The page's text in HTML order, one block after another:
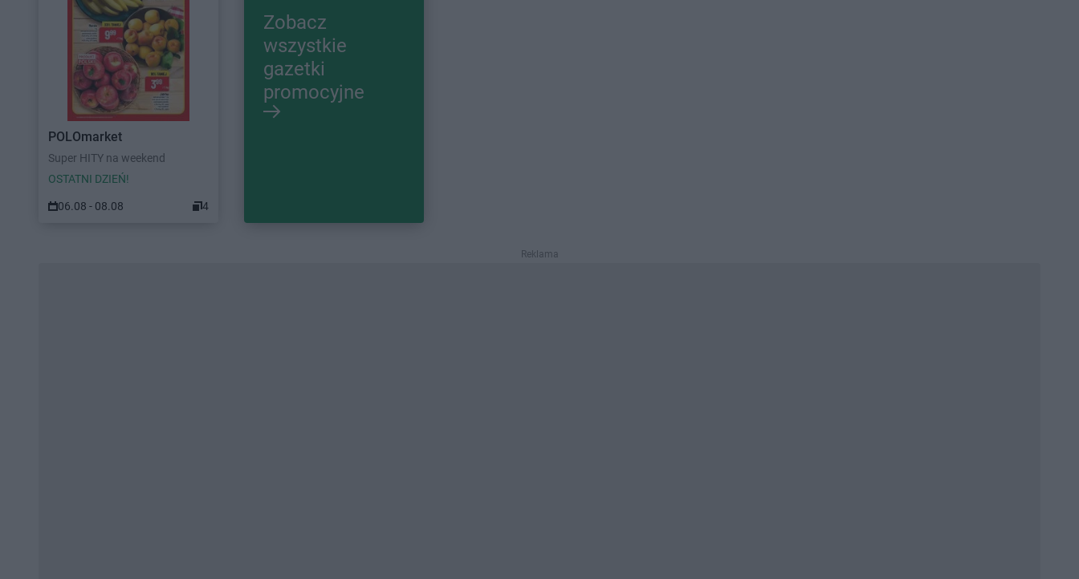
POLOmarket
Super HITY na weekend
OSTATNI DZIEŃ!
06.08 - 08.08 4
Zobacz
wszystkie
gazetki
promocyjne
Reklama